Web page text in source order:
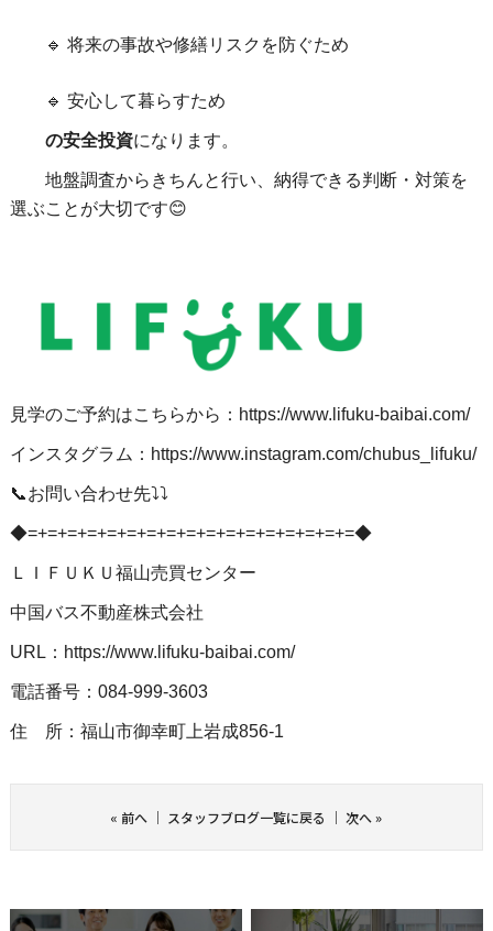
🔹 将来の事故や修繕リスクを防ぐため
🔹 安心して暮らすため
の安全投資になります。
地盤調査からきちんと行い、納得できる判断・対策を
選ぶことが大切です😊
見学のご予約はこちらから： https://www.lifuku-baibai.com/
インスタグラム： https://www.instagram.com/chubus_lifuku/
📞お問い合わせ先⤵️⤵️
◆=+=+=+=+=+=+=+=+=+=+=+=+=+=+=+=+=◆
ＬＩＦＵＫＵ福山売買センター
中国バス不動産株式会社
URL： https://www.lifuku-baibai.com/
電話番号：084-999-3603
住 所：福山市御幸町上岩成856-1
« 前へ ｜ スタッフブログ一覧に戻る ｜次へ»